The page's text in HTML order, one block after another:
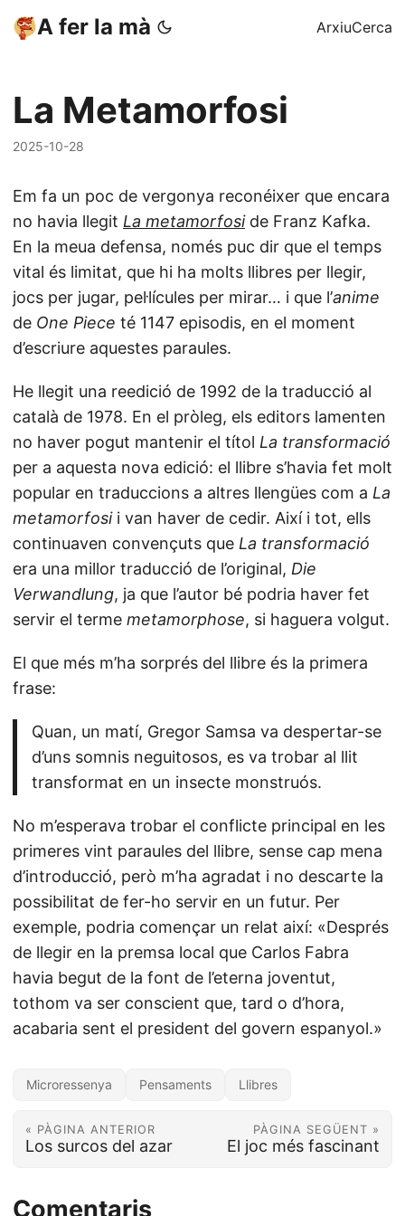
A fer la mà ArxiuCerca
La Metamorfosi
2025-10-28
Em fa un poc de vergonya reconéixer que encara
no havia llegit La metamorfoside Franz Kafka.
En la meua defensa, només puc dir que el temps
vital és limitat, que hi ha molts llibres per llegir,
jocs per jugar, pel·lícules per mirar… i que l’anime
de One Piece té 1147 episodis, en el moment
d’escriure aquestes paraules.
He llegit una reedició de 1992 de la traducció al
català de 1978. En el pròleg, els editors lamenten
no haver pogut mantenir el títol La transformació
per a aquesta nova edició: el llibre s’havia fet molt
popular en traduccions a altres llengües com a La
metamorfosii van haver de cedir. Així i tot, ells
continuaven convençuts que La transformació
era una millor traducció de l’original, Die
Verwandlung, ja que l’autor bé podria haver fet
servir el terme metamorphose, si haguera volgut.
El que més m’ha sorprés del llibre és la primera
frase:
Quan, un matí, Gregor Samsa va despertar-se
d’uns somnis neguitosos, es va trobar al llit
transformat en un insecte monstruós.
No m’esperava trobar el conflicte principal en les
primeres vint paraules del llibre, sense cap mena
d’introducció, però m’ha agradat i no descarte la
possibilitat de fer-ho servir en un futur. Per
exemple, podria començar un relat així: «Després
de llegir en la premsa local que Carlos Fabra
havia begut de la font de l’eterna joventut,
tothom va ser conscient que, tard o d’hora,
acabaria sent el president del govern espanyol.»
Microressenya Pensaments Llibres
« PÀGINA ANTERIOR
Los surcos del azar
PÀGINA SEGÜENT »
El joc més fascinant
Comentaris